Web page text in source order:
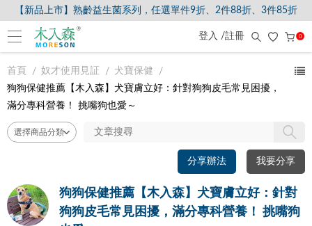
【新品上市】熟齡益生菌系列，任選單件9折、2件88折、3件85折
登入 /註冊 0
首頁 奴才使用見証
犬寶保健
狗狗保健推薦【木入森】犬寶膚立好：針對狗狗皮毛常見困擾，
滿分專科營養！ 挑嘴狗也愛～
分享辦法 我要分享
狗狗保健推薦【木入森】犬寶膚立好：針對
狗狗皮毛常見困擾，滿分專科營養！ 挑嘴狗